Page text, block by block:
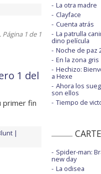
Página 1 de 1
1 del
primer fin
La otra madre
Clayface
Cuenta atrás
La patrulla
dino película
Noche de paz
En la zona gris
Hechizo:
a Hexe
Ahora los
son ellos
Tiempo de
Spider-man:
new day
La odisea